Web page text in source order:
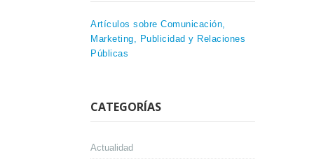
Artículos sobre Comunicación,
Marketing, Publicidad y Relaciones
Públicas
CATEGORÍAS
Actualidad